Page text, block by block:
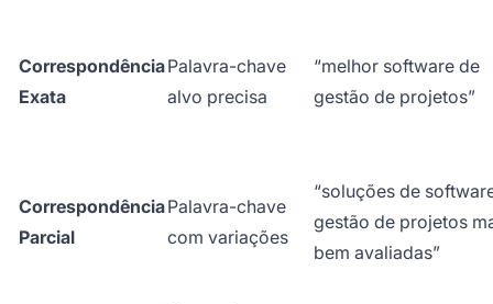
Correspondência
Exata
Palavra-chave
alvo precisa
“melhor software de
gestão de projetos”
Correspondência
Parcial
Palavra-chave
com variações
“soluções de
gestão de projetos
bem avaliadas”